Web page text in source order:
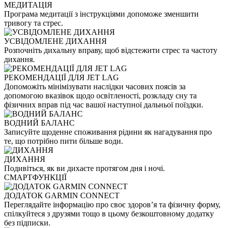
МЕДИТАЦІЯ
Програма медитації з інструкціями допоможе зменшити
тривогу та стрес.
УСВІДОМЛЕНЕ ДИХАННЯ
Розпочніть дихальну вправу, щоб відстежити стрес та частоту
дихання.
РЕКОМЕНДАЦІЇ ДЛЯ JET LAG
Допоможіть мінімізувати наслідки часових поясів за
допомогою вказівок щодо освітленості, розкладу сну та
фізичних вправ під час вашої наступної дальньої поїздки.
ВОДНИЙ БАЛАНС
Записуйте щоденне споживання рідини як нагадування про
те, що потрібно пити більше води.
ДИХАННЯ
Подивіться, як ви дихаєте протягом дня і ночі.
СМАРТФУНКЦІЇ
ДОДАТОК GARMIN CONNECT
Переглядайте інформацію про своє здоров’я та фізичну форму,
спілкуйтеся з друзями тощо в цьому безкоштовному додатку
без підписки.